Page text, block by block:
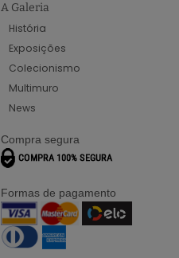
A Galeria
História
Exposições
Colecionismo
Multimuro
News
Compra segura
Formas de pagamento